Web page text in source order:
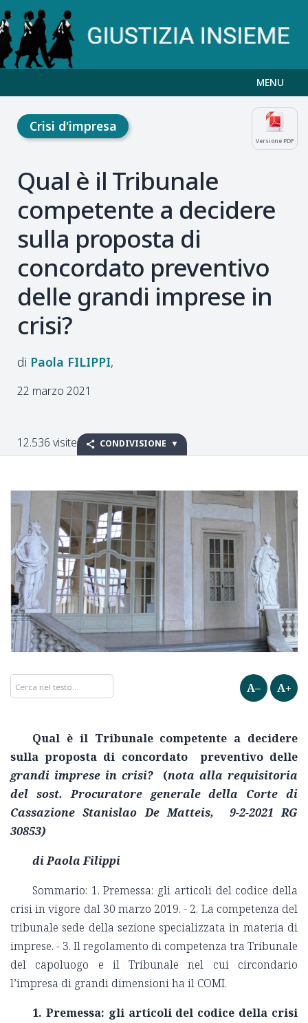
MENU
Versione PDF
Crisi d'impresa
Qual è il Tribunale
competente a decidere
sulla proposta di
concordato preventivo
delle grandi imprese in
crisi?
Paola FILIPPI
22 marzo 2021
12.536 visite CONDIVISIONE
A– A+
Qual è il Tribunale competente a decidere
sulla proposta di concordato preventivo delle
grandi imprese in crisi? (nota alla requisitoria
del sost. Procuratore generale della Corte di
Cassazione Stanislao De Matteis, 9-2-2021 RG
30853)
di Paola Filippi
Sommario: 1. Premessa: gli articoli del codice della
crisi in vigore dal 30 marzo 2019. - 2. La competenza del
tribunale sede della sezione specializzata in materia di
imprese. - 3. Il regolamento di competenza tra Tribunale
del capoluogo e il Tribunale nel cui circondario
l’impresa di grandi dimensioni ha il COMI.
1. Premessa: gli articoli del codice della crisi